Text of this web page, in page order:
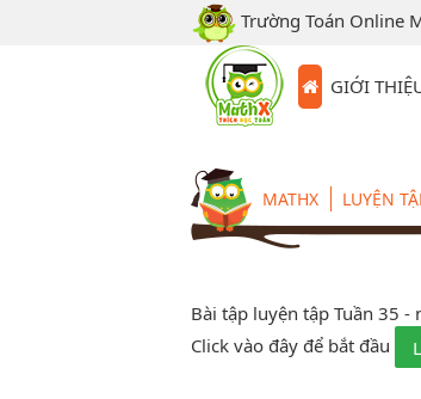
Trường Toán Online
GIỚI
MATHX LUYỆN
Bài tập luyện tập Tuần 35 -
Click vào đây để bắt đầu